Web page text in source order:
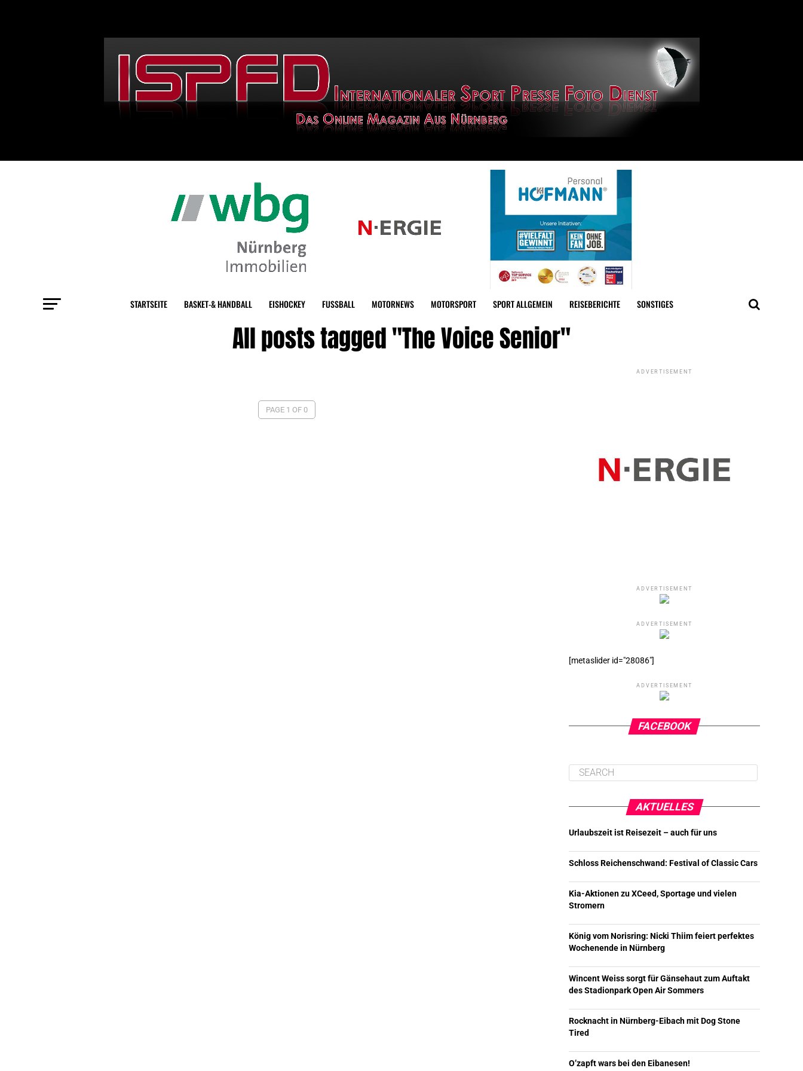
STARTSEITE BASKET-& HANDBALL EISHOCKEY FUSSBALL MOTORNEWS MOTORSPORT SPORT ALLGEMEIN REISEBERICHTE SONSTIGES
All posts tagged "The Voice Senior"
PAGE 1 OF 0
ADVERTISEMENT
ADVERTISEMENT
ADVERTISEMENT
[metaslider id="28086"]
ADVERTISEMENT
FACEBOOK
AKTUELLES
Urlaubszeit ist Reisezeit – auch für uns
Schloss Reichenschwand: Festival of Classic Cars
Kia-Aktionen zu XCeed, Sportage und vielen
Stromern
König vom Norisring: Nicki Thiim feiert perfektes
Wochenende in Nürnberg
Wincent Weiss sorgt für Gänsehaut zum Auftakt
des Stadionpark Open Air Sommers
Rocknacht in Nürnberg-Eibach mit Dog Stone
Tired
O’zapft wars bei den Eibanesen!